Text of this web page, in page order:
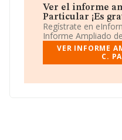
Ver el informe
Particular ¡Es
Regístrate en
Informe Ampliado
VER INFORME
C.